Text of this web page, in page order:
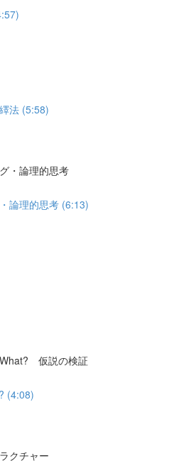
法 (5:58)
・論理的思考
論理的思考 (6:13)
仮説の検証
(4:08)
クチャー